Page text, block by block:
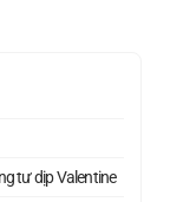
tư dịp Valentine